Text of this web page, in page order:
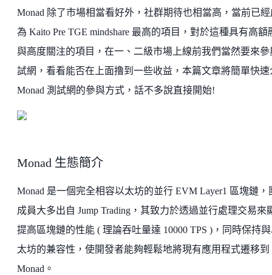
Monad 除了市場相當看好外，社群期待也相當高，當前已經
為 Kaito Pre TGE mindshare 最高的項目，對於這種具有高額
與高度關注的項目，在一、二級市場上線前我們當然要來參
試網，看看能否在上面撸到一些收益，本篇文章將簡單快速
Monad 測試網的參與方式，話不多說直接開始!
Monad 生態簡介
Monad 是一個完全相容以太坊的並行 EVM Layer1 區塊鏈，
成員大多出自 Jump Trading，其致力於透過並行處理交易來
提高區塊鏈的性能 ( 理論吞吐量達 10000 TPS )，同時保持
太坊的兼容性，使開發者能夠輕鬆地將現有應用程式遷移到
Monad。